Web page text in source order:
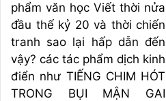
phẩm văn học Viết thời nửa
đầu thế kỷ 20 và thời chiến
tranh sao lại hấp dẫn đến
vậy? các tác phẩm dịch kinh
điển như TIẾNG CHIM HÓT
TRONG BỤI MẬN GAI